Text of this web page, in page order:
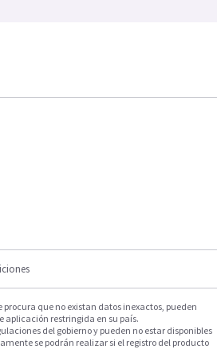
que no existan datos inexactos, pueden
aplicación restringida en su país.
del gobierno y pueden no estar disponibles
se podrán realizar si el registro del producto